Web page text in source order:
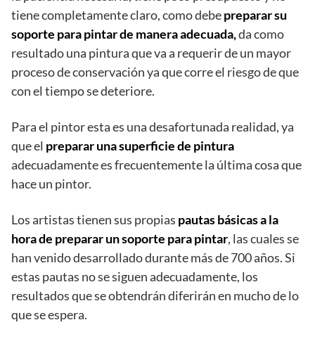
tiene completamente claro, como debepreparar su
soporte para pintar de manera adecuada,da como
resultado una pintura que va a requerir de un mayor
proceso de conservación ya que corre el riesgo de que
con el tiempo se deteriore.
Para el pintor esta es una desafortunada realidad, ya
que el preparar una superficie de pintura
adecuadamente es frecuentemente la última cosa que
hace un pintor.
Los artistas tienen sus propias pautas básicas a la
hora de preparar un soporte para pintar, las cuales se
han venido desarrollado durante más de 700 años. Si
estas pautas no se siguen adecuadamente, los
resultados que se obtendrán diferirán en mucho de lo
que se espera.